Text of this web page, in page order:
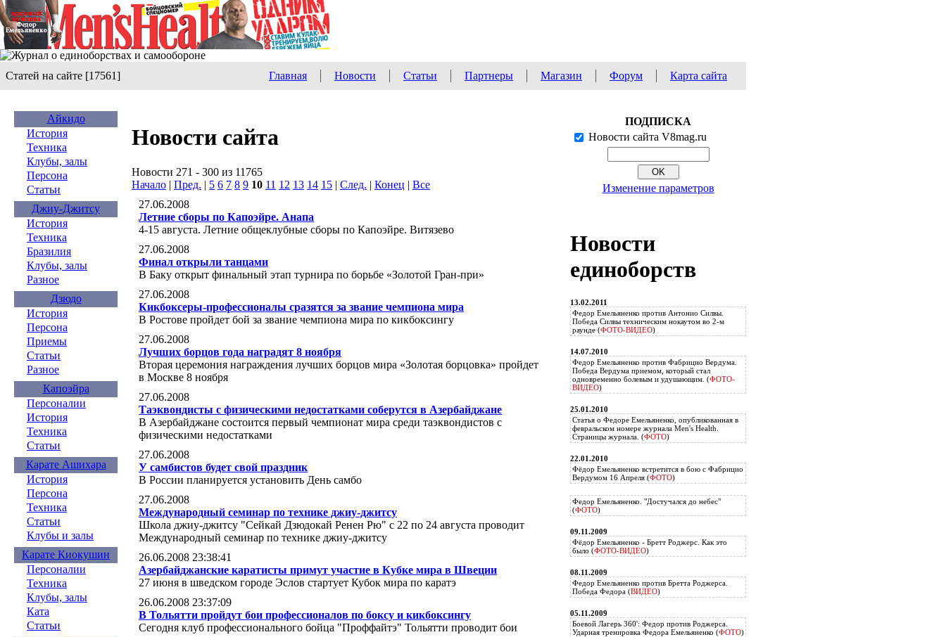
Статей на сайте [17561] Главная Новости Статьи Партнеры Магазин Форум Карта сайта
Айкидо
История
Техника
Клубы, залы
Персона
Статьи
Джиу-Джитсу
История
Техника
Бразилия
Клубы, залы
Разное
Дзюдо
История
Персона
Приемы
Статьи
Разное
Капоэйра
Персоналии
История
Техника
Статьи
Карате Ашихара
История
Персона
Техника
Статьи
Клубы и залы
Карате Киокушин
Персоналии
Техника
Клубы, залы
Ката
Статьи
Новости сайта
Новости 271 - 300 из 11765
Начало | Пред. | 5 6 7 8 9 10 11 12 13 14 15 | След. | Конец | Все
27.06.2008
Летние сборы по Капоэйре. Анапа
4-15 августа. Летние общеклубные сборы по Капоэйре. Витязево
27.06.2008
Финал открыли танцами
В Баку открыт финальный этап турнира по борьбе «Золотой Гран-при»
27.06.2008
Кикбоксеры-профессионалы сразятся за звание чемпиона мира
В Ростове пройдет бой за звание чемпиона мира по кикбоксингу
27.06.2008
Лучших борцов года наградят 8 ноября
Вторая церемония награждения лучших борцов мира «Золотая борцовка» пройдет
в Москве 8 ноября
27.06.2008
Таэквондисты с физическими недостатками соберутся в Азербайджане
В Азербайджане состоится первый чемпионат мира среди таэквондистов с
физическими недостатками
27.06.2008
У самбистов будет свой праздник
В России планируется установить День самбо
27.06.2008
Международный семинар по технике джиу-джитсу
Школа джиу-джитсу "Сейкай Дзюдокай Ренен Рю" с 22 по 24 августа проводит
Международный семинар по технике джиу-джитсу
26.06.2008 23:38:41
Азербайджанские каратисты примут участие в Кубке мира в Швеции
27 июня в шведском городе Эслов стартует Кубок мира по каратэ
26.06.2008 23:37:09
В Тольятти пройдут бои профессионалов по боксу и кикбоксингу
Сегодня клуб профессионального бойца "Проффайтэ" Тольятти проводит бои
ПОДПИСКА
Новости сайта V8mag.ru
Изменение параметров
Новости
единоборств
13.02.2011
Федор Емельяненко против Антонио Силвы.
Победа Силвы техническим нокаутом во 2-м
раунде (ФОТО-ВИДЕО)
14.07.2010
Федор Емельяненко против Фабрицио Вердума.
Победа Вердума приемом, который стал
одновременно болевым и удушающим. (ФОТО-
ВИДЕО)
25.01.2010
Статья о Федоре Емельяненко, опубликованная в
февральском номере журнала Men's Health.
Страницы журнала. (ФОТО)
22.01.2010
Фёдор Емельяненко встретится в бою с Фабрицио
Вердумом 16 Апреля (ФОТО)
Федор Емельяненко. "Достучался до небес"
(ФОТО)
09.11.2009
Фёдор Емельяненко - Бретт Роджерс. Как это
было (ФОТО-ВИДЕО)
08.11.2009
Федор Емельяненко против Бретта Роджерса.
Победа Федора (ВИДЕО)
05.11.2009
Боевой Лагерь 360': Федор против Роджерса.
Ударная тренировка Федора Емельяненко (ФОТО)